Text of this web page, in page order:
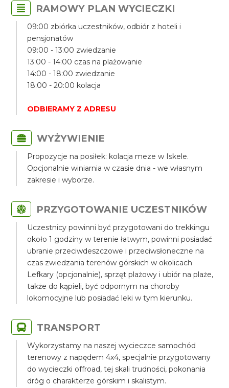
RAMOWY PLAN WYCIECZKI
09:00 zbiórka uczestników, odbiór z hoteli i
pensjonatów
09:00 - 13:00 zwiedzanie
13:00 - 14:00 czas na plażowanie
14:00 - 18:00 zwiedzanie
18:00 - 20:00 kolacja
ODBIERAMY Z ADRESU
WYŻYWIENIE
Propozycje na posiłek: kolacja meze w Iskele.
Opcjonalnie winiarnia w czasie dnia - we własnym
zakresie i wyborze.
PRZYGOTOWANIE UCZESTNIKÓW
Uczestnicy powinni być przygotowani do trekkingu
około 1 godziny w terenie łatwym, powinni posiadać
ubranie przeciwdeszczowe i przeciwsłoneczne na
czas zwiedzania terenów górskich w okolicach
Lefkary (opcjonalnie), sprzęt plażowy i ubiór na plaże,
także do kąpieli, być odpornym na choroby
lokomocyjne lub posiadać leki w tym kierunku.
TRANSPORT
Wykorzystamy na naszej wycieczce samochód
terenowy z napędem 4x4, specjalnie przygotowany
do wycieczki offroad, tej skali trudności, pokonania
dróg o charakterze górskim i skalistym.